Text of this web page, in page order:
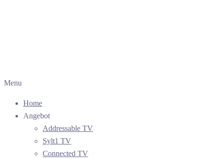
Menu
Home
Angebot
Addressable TV
Sylt1 TV
Connected TV